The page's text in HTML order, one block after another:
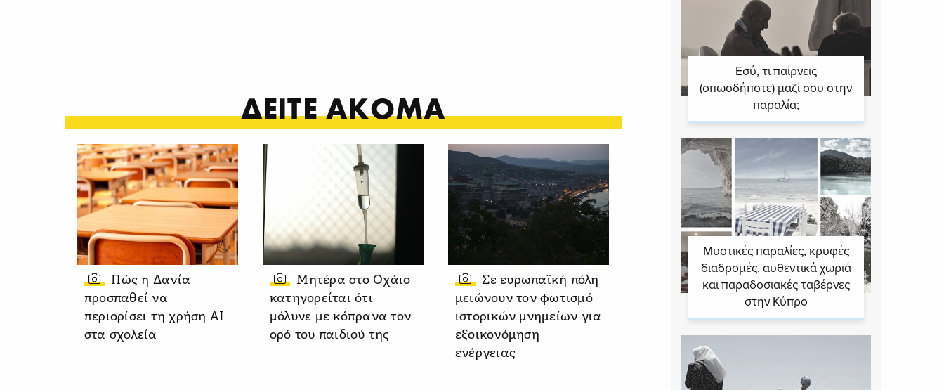
ΔΕΙΤΕ ΑΚΟΜΑ
Πώς η Δανία
προσπαθεί να
περιορίσει τη χρήση AI
στα σχολεία
Μητέρα στο Οχάιο
κατηγορείται ότι
μόλυνε με κόπρανα τον
ορό του παιδιού της
Σε ευρωπαϊκή πόλη
μειώνουν τον φωτισμό
ιστορικών μνημείων για
εξοικονόμηση
ενέργειας
Εσύ, τι παίρνεις
(οπωσδήποτε) μαζί σου στην
παραλία;
Μυστικές παραλίες, κρυφές
διαδρομές, αυθεντικά χωριά
και παραδοσιακές ταβέρνες
στην Κύπρο